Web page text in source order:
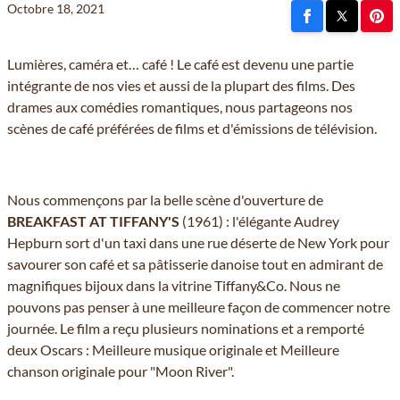
Octobre 18, 2021
Lumières, caméra et… café ! Le café est devenu une partie
intégrante de nos vies et aussi de la plupart des films. Des
drames aux comédies romantiques, nous partageons nos
scènes de café préférées de films et d'émissions de télévision.
Nous commençons par la belle scène d'ouverture de
BREAKFAST AT TIFFANY'S (1961) : l'élégante Audrey
Hepburn sort d'un taxi dans une rue déserte de New York pour
savourer son café et sa pâtisserie danoise tout en admirant de
magnifiques bijoux dans la vitrine Tiffany&Co. Nous ne
pouvons pas penser à une meilleure façon de commencer notre
journée. Le film a reçu plusieurs nominations et a remporté
deux Oscars : Meilleure musique originale et Meilleure
chanson originale pour "Moon River".